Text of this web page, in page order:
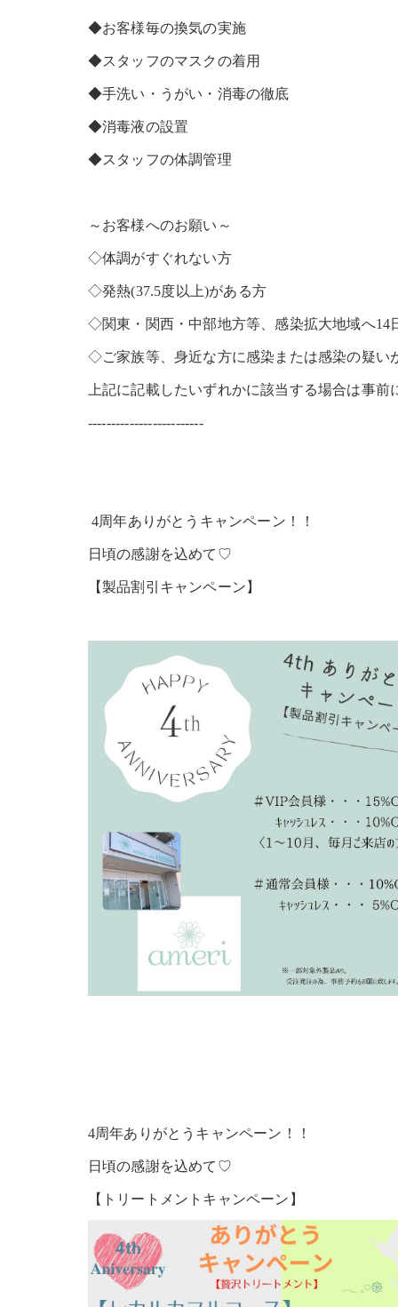
◆お客様毎の換気の実施
◆スタッフのマスクの着用
◆手洗い・うがい・消毒の徹底
◆消毒液の設置
◆スタッフの体調管理
～お客様へのお願い～
◇体調がすぐれない方
◇発熱(37.5度以上)がある方
◇関東・関西・中部地方等、感染拡大地域へ14
◇ご家族等、身近な方に感染または感染の疑い
上記に記載したいずれかに該当する場合は事
-------------------------
4周年ありがとうキャンペーン！！
日頃の感謝を込めて♡
【製品割引キャンペーン】
4周年ありがとうキャンペーン！！
日頃の感謝を込めて♡
【トリートメントキャンペーン】